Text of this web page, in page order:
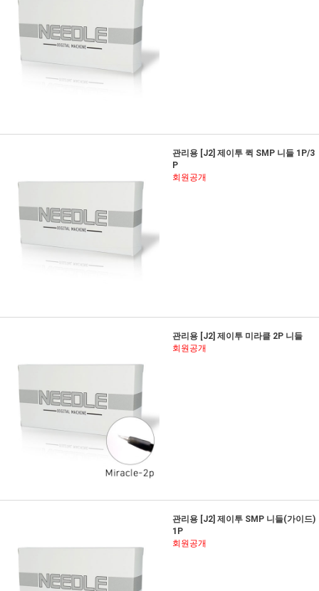
관리용 [J2] 제이투 퀵 SMP 니들 1P/3
P
회원공개
관리용 [J2] 제이투 미라클 2P 니들
회원공개
관리용 [J2] 제이투 SMP 니들(가이드)
1P
회원공개